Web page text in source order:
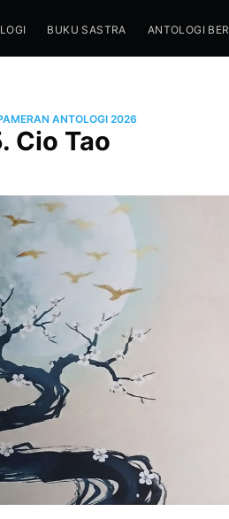
BUKU SASTRA ANTOLOGI
ANTOLOGI 2026
Cio Tao